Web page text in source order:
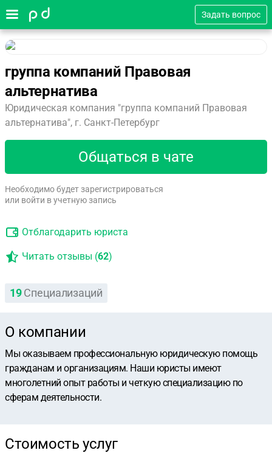
Задать вопрос
группа компаний Правовая
альтернатива
Юридическая компания "группа компаний Правовая
альтернатива", г. Санкт-Петербург
Общаться в чате
Необходимо будет зарегистрироваться
или войти в учетную запись
Отблагодарить юриста
Читать отзывы (62)
19 Специализаций
О компании
Мы оказываем профессиональную юридическую помощь
гражданам и организациям. Наши юристы имеют
многолетний опыт работы и четкую специализацию по
сферам деятельности.
Стоимость услуг